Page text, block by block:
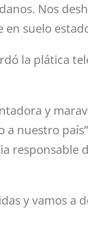
Nos
suelo
la plática
y
a nuestro
responsable
y vamos a